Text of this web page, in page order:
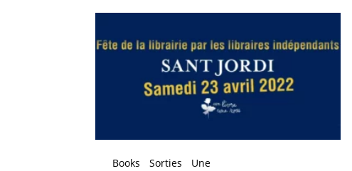
Books Sorties Une